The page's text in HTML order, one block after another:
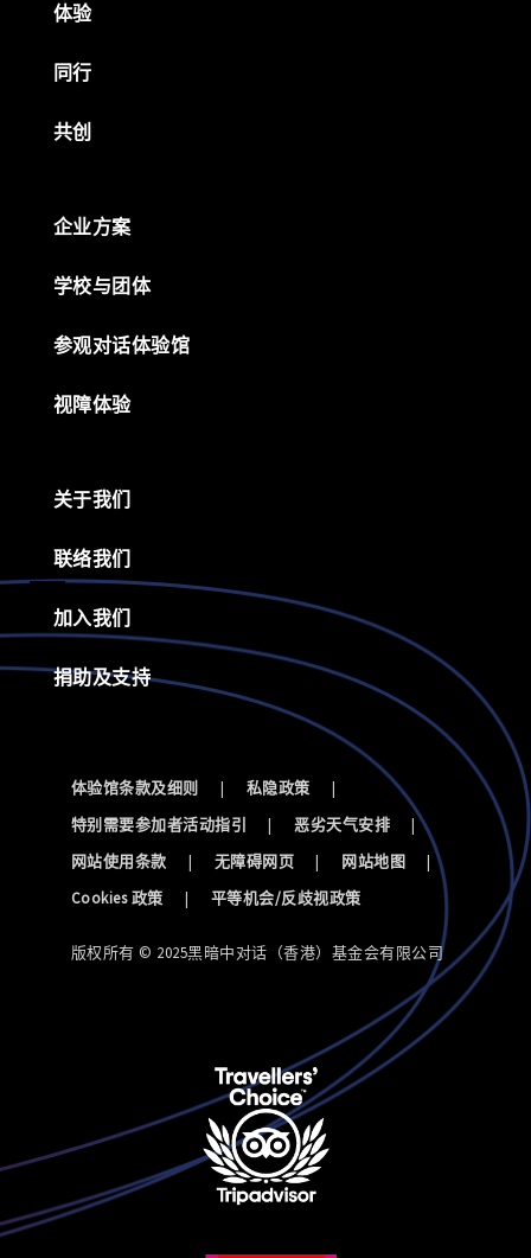
体验
同行
共创
企业方案
学校与团体
参观对话体验馆
视障体验
关于我们
联络我们
加入我们
捐助及支持
体验馆条款及细则 私隐政策
特别需要参加者活动指引
恶劣天气安排
网站使用条款
无障碍网页 网站地图
Cookies 政策
平等机会/反歧视政策
版权所有 © 2025黑暗中对话（香港）基金会有限公司